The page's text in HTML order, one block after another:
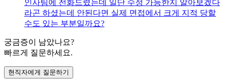
인사팀에 전화드렸는데 일단 수정 가능한지 알아보겠다
라곤 하셨는데 안된다면 실제 면접에서 크게 지적 당할
수도 있는 부분일까요?
궁금증이 남았나요?
빠르게 질문하세요.
현직자에게 질문하기